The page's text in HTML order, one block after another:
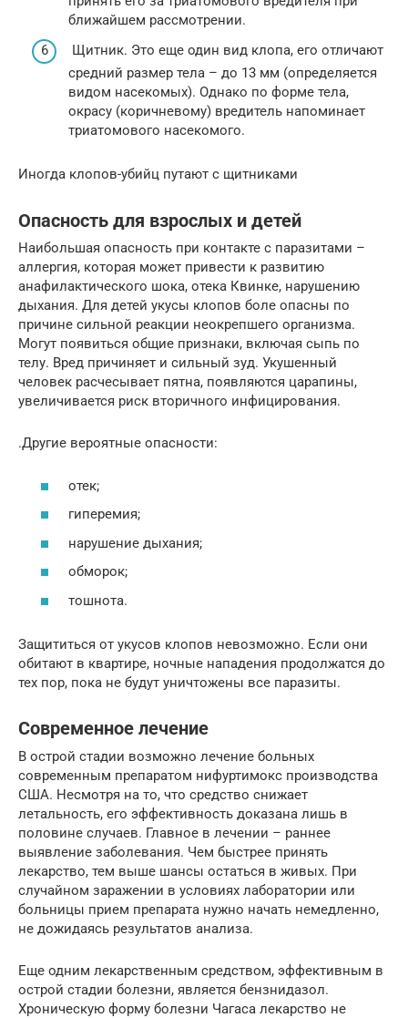
ближайшем рассмотрении.
Щитник. Это еще один вид клопа, его отличают
средний размер тела – до 13 мм (определяется
видом насекомых). Однако по форме тела,
окрасу (коричневому) вредитель напоминает
триатомового насекомого.
Иногда клопов-убийц путают с щитниками
Опасность для взрослых и детей
Наибольшая опасность при контакте с паразитами –
аллергия, которая может привести к развитию
анафилактического шока, отека Квинке, нарушению
дыхания. Для детей укусы клопов боле опасны по
причине сильной реакции неокрепшего организма.
Могут появиться общие признаки, включая сыпь по
телу. Вред причиняет и сильный зуд. Укушенный
человек расчесывает пятна, появляются царапины,
увеличивается риск вторичного инфицирования.
.Другие вероятные опасности:
отек;
гиперемия;
нарушение дыхания;
обморок;
тошнота.
Защититься от укусов клопов невозможно. Если они
обитают в квартире, ночные нападения продолжатся до
тех пор, пока не будут уничтожены все паразиты.
Современное лечение
В острой стадии возможно лечение больных
современным препаратом нифуртимокс производства
США. Несмотря на то, что средство снижает
летальность, его эффективность доказана лишь в
половине случаев. Главное в лечении – раннее
выявление заболевания. Чем быстрее принять
лекарство, тем выше шансы остаться в живых. При
случайном заражении в условиях лаборатории или
больницы прием препарата нужно начать немедленно,
не дожидаясь результатов анализа.
Еще одним лекарственным средством, эффективным в
острой стадии болезни, является бензнидазол.
Хроническую форму болезни Чагаса лекарство не